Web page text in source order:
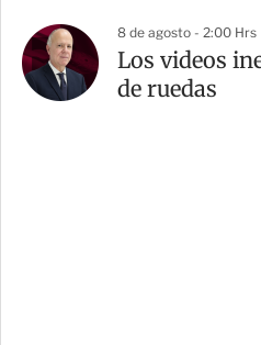
8 de agosto - 2:00 Hrs
Los videos
de ruedas